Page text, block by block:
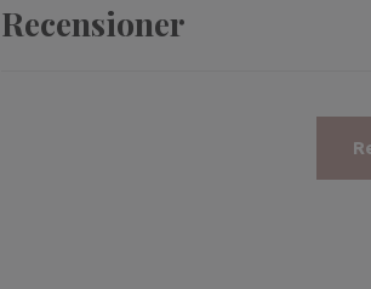
Recensioner